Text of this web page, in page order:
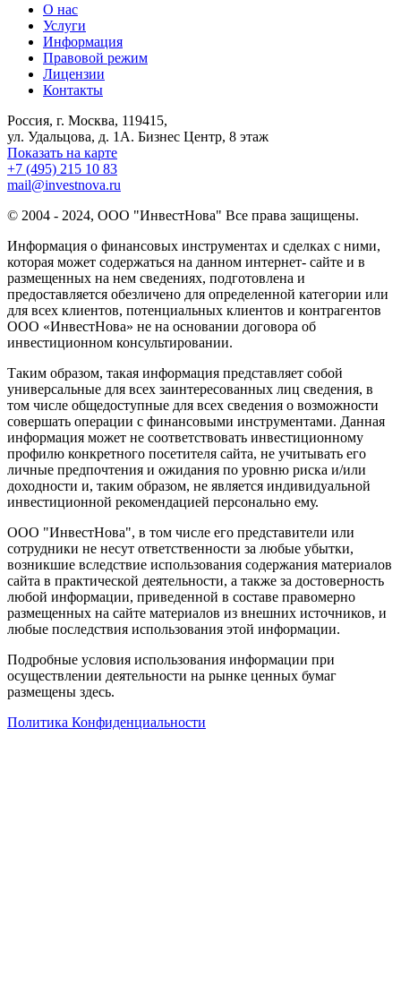
О нас
Услуги
Информация
Правовой режим
Лицензии
Контакты
Россия, г. Москва, 119415,
ул. Удальцова, д. 1А. Бизнес Центр, 8 этаж
Показать на карте
+7 (495) 215 10 83
mail@investnova.ru
© 2004 - 2024, ООО "ИнвестНова" Все права защищены.
Информация о финансовых инструментах и сделках с ними,
которая может содержаться на данном интернет- сайте и в
размещенных на нем сведениях, подготовлена и
предоставляется обезличено для определенной категории или
для всех клиентов, потенциальных клиентов и контрагентов
ООО «ИнвестНова» не на основании договора об
инвестиционном консультировании.
Таким образом, такая информация представляет собой
универсальные для всех заинтересованных лиц сведения, в
том числе общедоступные для всех сведения о возможности
совершать операции с финансовыми инструментами. Данная
информация может не соответствовать инвестиционному
профилю конкретного посетителя сайта, не учитывать его
личные предпочтения и ожидания по уровню риска и/или
доходности и, таким образом, не является индивидуальной
инвестиционной рекомендацией персонально ему.
ООО "ИнвестНова", в том числе его представители или
сотрудники не несут ответственности за любые убытки,
возникшие вследствие использования содержания материалов
сайта в практической деятельности, а также за достоверность
любой информации, приведенной в составе правомерно
размещенных на сайте материалов из внешних источников, и
любые последствия использования этой информации.
Подробные условия использования информации при
осуществлении деятельности на рынке ценных бумаг
размещены здесь.
Политика Конфиденциальности